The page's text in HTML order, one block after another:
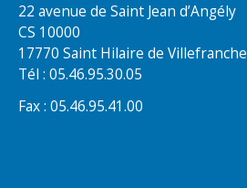
22 avenue de Saint Jean d’Angély
CS 10000
17770 Saint Hilaire de Villefranche
Tél : 05.46.95.30.05
Fax : 05.46.95.41.00